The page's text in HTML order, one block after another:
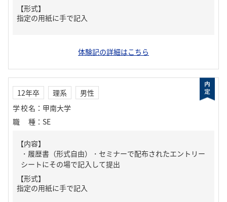
【形式】
指定の用紙に手で記入
体験記の詳細はこちら
12年卒 理系
男性
学校名 ： 甲南大学
職種 ： SE
【内容】
・履歴書（形式自由）・セミナーで配布されたエントリー
シートにその場で記入して提出
【形式】
指定の用紙に手で記入